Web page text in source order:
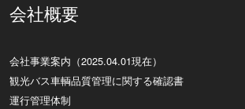
会社概要
会社事業案内（2025.04.01現在）
観光バス車輌品質管理に関する確認書
運行管理体制